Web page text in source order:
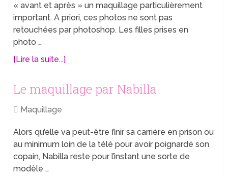
« avant et après » un maquillage particulièrement
important. A priori, ces photos ne sont pas
retouchées par photoshop. Les filles prises en
photo …
[Lire la suite...]
Le maquillage par Nabilla
Maquillage
Alors qu’elle va peut-être finir sa carrière en prison ou
au minimum loin de la télé pour avoir poignardé son
copain, Nabilla reste pour l’instant une sorte de
modèle …